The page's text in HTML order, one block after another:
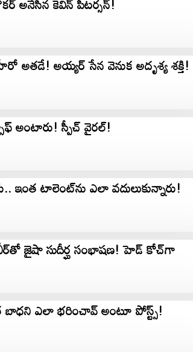
అతడే! అయ్యర్ సేన వెనుక అదృశ్య శక్తి!
అంటారు! స్పీచ్ వైరల్!
టాలెంట్​ను ఎలా వదులుకున్నారు!
జైషా సుదీర్ఘ సంభాష‌ణ‌! హెడ్ కోచ్​గా
బాధని ఎలా భరించావ్ అంటూ పోస్ట్స్!